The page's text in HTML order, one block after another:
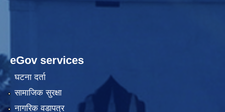
eGov services
घटना दर्ता
सामाजिक सुरक्षा
नागरिक वडापत्र